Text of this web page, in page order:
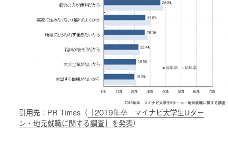
引用先：PR Times（ 「2019年卒 マイナビ大学生Uター
ン・地元就職に関する調査」を発表）